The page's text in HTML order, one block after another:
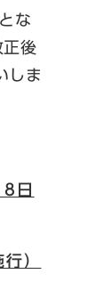
な
後
しま
日
）